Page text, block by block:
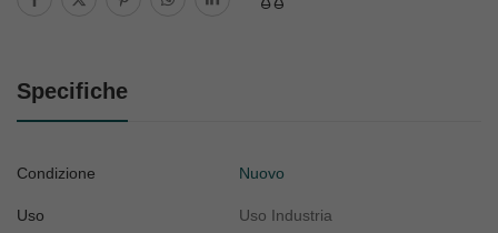
Specifiche
Condizione Nuovo
Uso Uso Industria